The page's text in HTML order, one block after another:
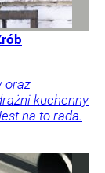
oraz
kuchenny
na to rada.